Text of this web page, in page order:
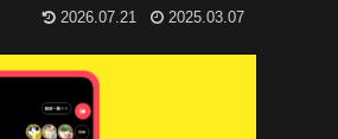
2026.07.21 2025.03.07